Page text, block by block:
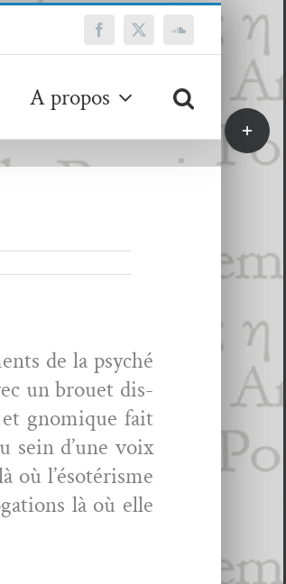
Facebook
X SoundCloud
A propos
de la psy­ché
un brou­et dis­
gnomique fait
sein d’une voix
où l’ésotérisme
là où elle
Bascule
de
la
barre